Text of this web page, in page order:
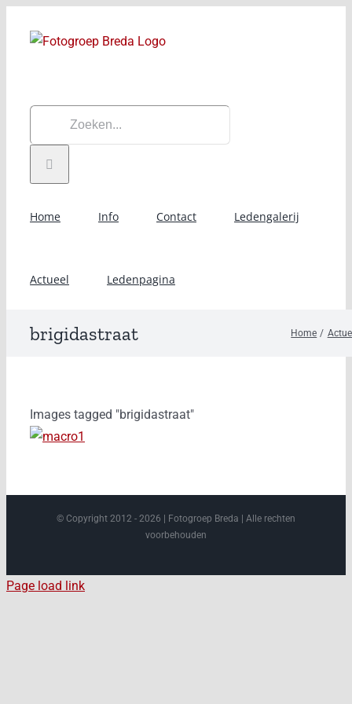
naar:
Home Info Contact Ledengalerij
Actueel Ledenpagina
brigidastraat Home
Images tagged "brigidastraat"
© Copyright 2012 - 2026 | Fotogroep Breda | Alle rechten
voorbehouden
Page load link